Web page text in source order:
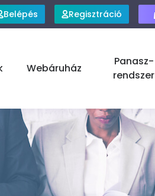
Belépés Regisztráció
Webáruház
Panasz-
rendszer